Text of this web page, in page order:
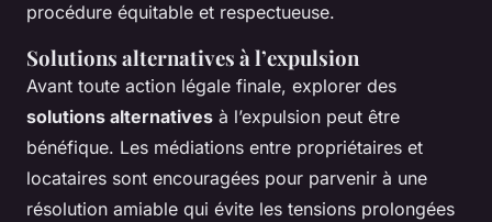
procédure équitable et respectueuse.
Solutions alternatives à l’expulsion
Avant toute action légale finale, explorer des
solutions alternatives à l’expulsion peut être
bénéfique. Les médiations entre propriétaires et
locataires sont encouragées pour parvenir à une
résolution amiable qui évite les tensions prolongées